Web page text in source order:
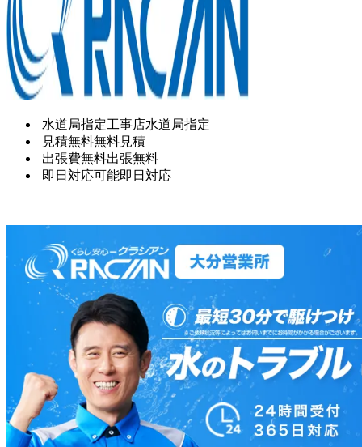
水道局指定工事店水道局指定
見積無料無料見積
出張費無料出張無料
即日対応可能即日対応